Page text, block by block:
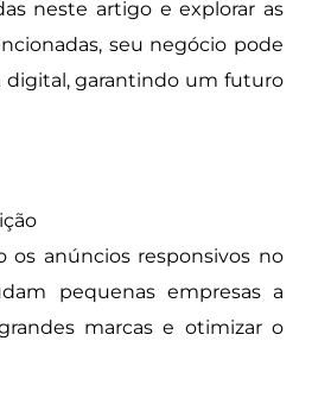
neste artigo e explorar as
seu negócio pode
digital, garantindo um futuro
os anúncios responsivos no
pequenas empresas a
marcas e otimizar o